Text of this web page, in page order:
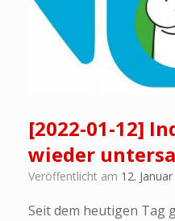
[2022-01-12]
wieder
Veröffentlicht am 12.
Seit dem heutigen Tag